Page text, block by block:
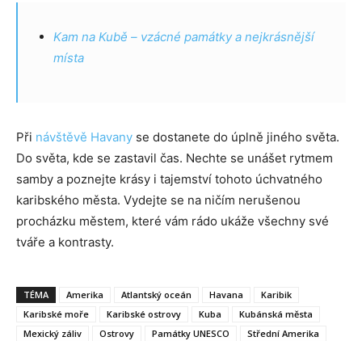
Kam na Kubě – vzácné památky a nejkrásnější
místa
Při návštěvě Havany se dostanete do úplně jiného světa.
Do světa, kde se zastavil čas. Nechte se unášet rytmem
samby a poznejte krásy i tajemství tohoto úchvatného
karibského města. Vydejte se na ničím nerušenou
procházku městem, které vám rádo ukáže všechny své
tváře a kontrasty.
TÉMA Amerika Atlantský oceán Havana
Karibik
Karibské moře
Karibské ostrovy Kuba
Kubánská města
Mexický záliv
Ostrovy Památky UNESCO
Střední Amerika